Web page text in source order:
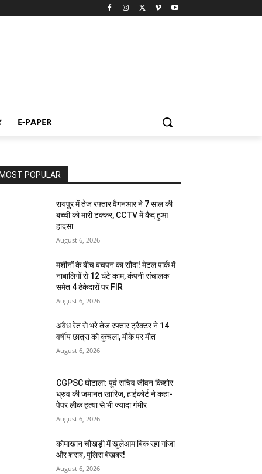
E-PAPER
MOST POPULAR
रायपुर में तेज रफ्तार वैगनआर ने 7 साल की
बच्ची को मारी टक्कर, CCTV में कैद हुआ
हादसा
August 6, 2026
मशीनों के बीच बचपन का सौदा! मेटल पार्क में
नाबालिगों से 12 घंटे काम, कंपनी संचालक
समेत 4 ठेकेदारों पर FIR
August 6, 2026
अवैध रेत से भरे तेज रफ्तार ट्रैक्टर ने 14
वर्षीय छात्रा को कुचला, मौके पर मौत
August 6, 2026
CGPSC घोटाला: पूर्व सचिव जीवन किशोर
ध्रुव की जमानत खारिज, हाईकोर्ट ने कहा-
पेपर लीक हत्या से भी ज्यादा गंभीर
August 6, 2026
कोमाखान चौखड़ी में खुलेआम बिक रहा गांजा
और शराब, पुलिस बेखबर!
August 6, 2026